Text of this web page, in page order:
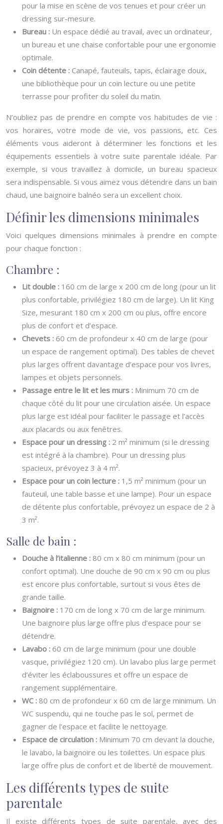
pour la mise en scène de vos tenues et pour créer un
dressing sur-mesure.
Bureau : Un espace dédié au travail, avec un ordinateur,
un bureau et une chaise confortable pour une ergonomie
optimale.
Coin détente : Canapé, fauteuils, tapis, éclairage doux,
une bibliothèque pour un coin lecture ou une petite
terrasse pour profiter du soleil du matin.
N’oubliez pas de prendre en compte vos habitudes de vie :
vos horaires, votre mode de vie, vos passions, etc. Ces
éléments vous aideront à déterminer les fonctions et les
équipements essentiels à votre suite parentale idéale. Par
exemple, si vous travaillez à domicile, un bureau spacieux
sera indispensable. Si vous aimez vous détendre dans un bain
chaud, une baignoire balnéo sera un excellent choix.
Définir les dimensions minimales
Voici quelques dimensions minimales à prendre en compte
pour chaque fonction :
Chambre :
Lit double : 160 cm de large x 200 cm de long (pour un lit
plus confortable, privilégiez 180 cm de large). Un lit King
Size, mesurant 180 cm x 200 cm ou plus, offre encore
plus de confort et d’espace.
Chevets : 60 cm de profondeur x 40 cm de large (pour
un espace de rangement optimal). Des tables de chevet
plus larges offrent davantage d’espace pour vos livres,
lampes et objets personnels.
Passage entre le lit et les murs : Minimum 70 cm de
chaque côté du lit pour une circulation aisée. Un espace
plus large est idéal pour faciliter le passage et l’accès
aux placards ou aux fenêtres.
Espace pour un dressing : 2 m² minimum (si le dressing
est intégré à la chambre). Pour un dressing plus
spacieux, prévoyez 3 à 4 m².
Espace pour un coin lecture : 1,5 m² minimum (pour un
fauteuil, une table basse et une lampe). Pour un espace
de détente plus confortable, prévoyez un espace de 2 à
3 m².
Salle de bain :
Douche à l’italienne : 80 cm x 80 cm minimum (pour un
confort optimal). Une douche de 90 cm x 90 cm ou plus
est encore plus confortable, surtout si vous êtes de
grande taille.
Baignoire : 170 cm de long x 70 cm de large minimum.
Une baignoire plus large offre plus d’espace pour se
détendre.
Lavabo : 60 cm de large minimum (pour une double
vasque, privilégiez 120 cm). Un lavabo plus large permet
d’éviter les éclaboussures et offre un espace de
rangement supplémentaire.
WC : 80 cm de profondeur x 60 cm de large minimum. Un
WC suspendu, qui ne touche pas le sol, permet de
gagner de l’espace et facilite le nettoyage.
Espace de circulation : Minimum 70 cm devant la douche,
le lavabo, la baignoire ou les toilettes. Un espace plus
large offre plus de confort et de liberté de mouvement.
Les différents types de suite
parentale
Il existe différents types de suite parentale, avec des